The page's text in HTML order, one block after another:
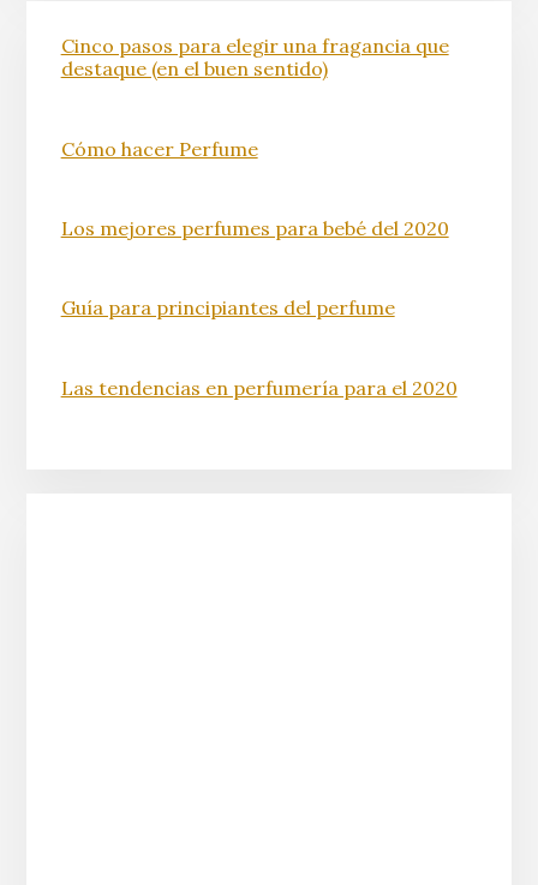
Cinco pasos para elegir una fragancia que
destaque (en el buen sentido)
Cómo hacer Perfume
Los mejores perfumes para bebé del 2020
Guía para principiantes del perfume
Las tendencias en perfumería para el 2020